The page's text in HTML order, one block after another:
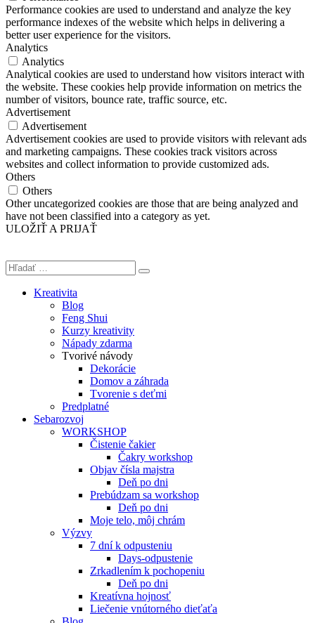
Performance cookies are used to understand and analyze the key
performance indexes of the website which helps in delivering a
better user experience for the visitors.
Analytics
Analytics
Analytical cookies are used to understand how visitors interact with
the website. These cookies help provide information on metrics the
number of visitors, bounce rate, traffic source, etc.
Advertisement
Advertisement
Advertisement cookies are used to provide visitors with relevant ads
and marketing campaigns. These cookies track visitors across
websites and collect information to provide customized ads.
Others
Others
Other uncategorized cookies are those that are being analyzed and
have not been classified into a category as yet.
ULOŽIŤ A PRIJAŤ
Kreativita
Blog
Feng Shui
Kurzy kreativity
Nápady zdarma
Tvorivé návody
Dekorácie
Domov a záhrada
Tvorenie s deťmi
Predplatné
Sebarozvoj
WORKSHOP
Čistenie čakier
Čakry workshop
Objav čísla majstra
Deň po dni
Prebúdzam sa workshop
Deň po dni
Moje telo, môj chrám
Výzvy
7 dní k odpusteniu
Days-odpustenie
Zrkadlením k pochopeniu
Deň po dni
Kreatívna hojnosť
Liečenie vnútorného dieťaťa